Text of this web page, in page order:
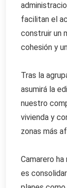
facilitan el
construir un
cohesión y
Tras la
asumirá la
nuestro
vivienda y
zonas más
Camarero ha
es